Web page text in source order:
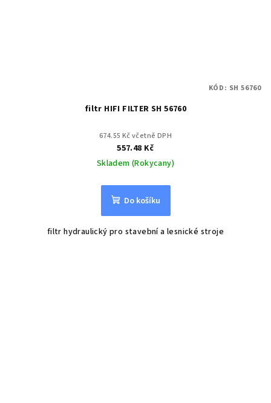
filtr HIFI FILTER SH 56760
674.55 Kč včetně DPH
557.48 Kč
Skladem (Rokycany)
Do košíku
filtr hydraulický pro stavební a lesnické stroje
KÓD: SH 56760